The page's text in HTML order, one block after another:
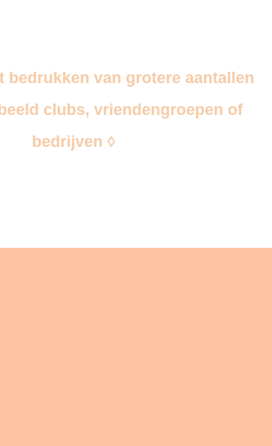
bedrukken van grotere aantallen
clubs, vriendengroepen of
bedrijven ◊